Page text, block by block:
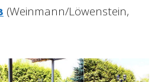
(Weinmann/Löwenstein,